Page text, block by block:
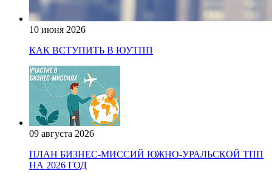
10 июня 2026
КАК ВСТУПИТЬ В ЮУТПП
09 августа 2026
ПЛАН БИЗНЕС-МИССИЙ ЮЖНО-УРАЛЬСКОЙ ТПП
НА 2026 ГОД